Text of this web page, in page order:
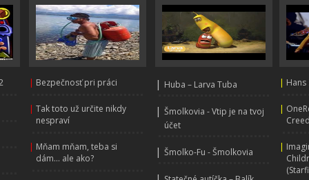
| Bezpečnosť pri práci
| Tak toto už určite nikdy
nespraví
| Mňam mňam, teba si
dám... ale ako?
| Huba – Larva Tuba
| Šmolkovia - Vtip je na tvoj
účet
| Šmolko-Fu - Šmolkovia
|
|
|